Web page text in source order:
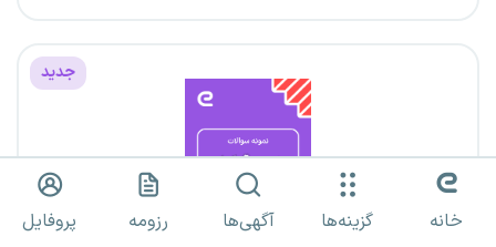
جدید
خانه گزینه‌ها آگهی‌ها رزومه پروفایل